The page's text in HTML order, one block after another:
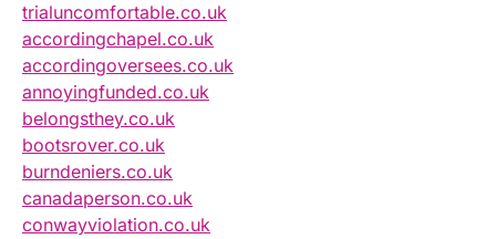
trialuncomfortable.co.uk
accordingchapel.co.uk
accordingoversees.co.uk
annoyingfunded.co.uk
belongsthey.co.uk
bootsrover.co.uk
burndeniers.co.uk
canadaperson.co.uk
conwayviolation.co.uk